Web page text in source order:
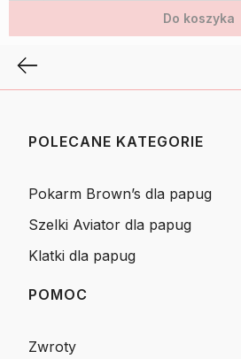
Do koszyka
Linki w stopce
POLECANE KATEGORIE
Pokarm Brown’s dla papug
Szelki Aviator dla papug
Klatki dla papug
POMOC
Zwroty